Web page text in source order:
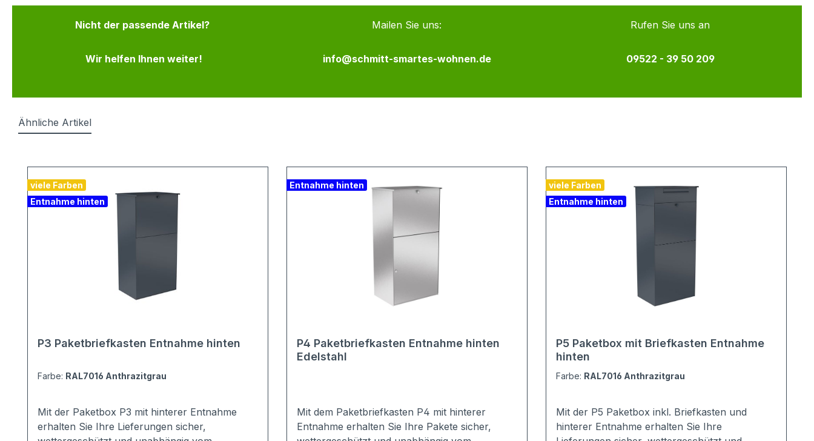
Nicht der passende Artikel?
Wir helfen Ihnen weiter!
Mailen Sie uns:
info@schmitt-smartes-wohnen.de
Rufen Sie uns an
09522 - 39 50 209
Ähnliche Artikel
viele Farben
Entnahme hinten
P3 Paketbriefkasten Entnahme hinten
Farbe: RAL7016 Anthrazitgrau
Mit der Paketbox P3 mit hinterer Entnahme
erhalten Sie Ihre Lieferungen sicher,
Entnahme hinten
P4 Paketbriefkasten Entnahme hinten
Edelstahl
Mit dem Paketbriefkasten P4 mit hinterer
Entnahme erhalten Sie Ihre Pakete sicher,
viele Farben
Entnahme hinten
P5 Paketbox mit Briefkasten Entnahme
hinten
Farbe: RAL7016 Anthrazitgrau
Mit der P5 Paketbox inkl. Briefkasten und
hinterer Entnahme erhalten Sie Ihre